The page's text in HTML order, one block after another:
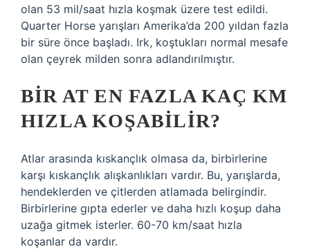
olan 53 mil/saat hızla koşmak üzere test edildi.
Quarter Horse yarışları Amerika’da 200 yıldan fazla
bir süre önce başladı. Irk, koştukları normal mesafe
olan çeyrek milden sonra adlandırılmıştır.
BIR AT EN FAZLA KAÇ KM
HIZLA KOŞABILIR?
Atlar arasında kıskançlık olmasa da, birbirlerine
karşı kıskançlık alışkanlıkları vardır. Bu, yarışlarda,
hendeklerden ve çitlerden atlamada belirgindir.
Birbirlerine gıpta ederler ve daha hızlı koşup daha
uzağa gitmek isterler. 60-70 km/saat hızla
koşanlar da vardır.